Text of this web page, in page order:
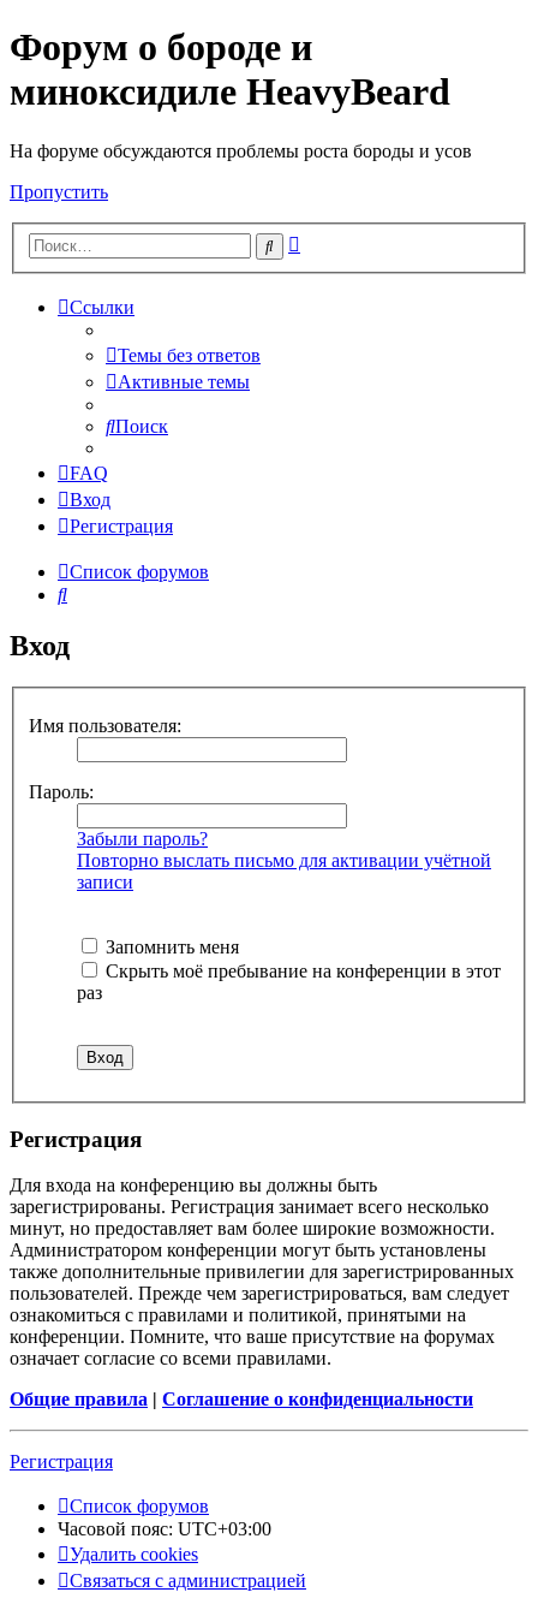
Форум о бороде и
миноксидиле HeavyBeard
На форуме обсуждаются проблемы роста бороды и усов
Пропустить
Поиск
Ссылки
Темы без ответов
Активные темы
Поиск
FAQ
Вход
Регистрация
Список форумов
Поиск
Вход
Имя пользователя:
Пароль:
Забыли пароль?
Повторно выслать письмо для активации учётной
записи
Запомнить меня
Скрыть моё пребывание на конференции в этот
раз
Регистрация
Для входа на конференцию вы должны быть
зарегистрированы. Регистрация занимает всего несколько
минут, но предоставляет вам более широкие возможности.
Администратором конференции могут быть установлены
также дополнительные привилегии для зарегистрированных
пользователей. Прежде чем зарегистрироваться, вам следует
ознакомиться с правилами и политикой, принятыми на
конференции. Помните, что ваше присутствие на форумах
означает согласие со всеми правилами.
Общие правила | Соглашение о конфиденциальности
Регистрация
Список форумов
Часовой пояс: UTC+03:00
Удалить cookies
Связаться с администрацией